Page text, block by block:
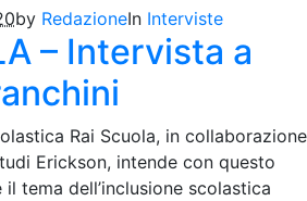
by RedazioneIn Interviste
– Intervista a
Rai Scuola, in collaborazione
Erickson, intende con questo
tema dell’inclusione scolastica